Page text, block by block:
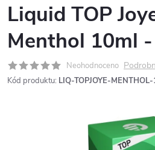
Liquid TOP
Menthol 10ml
Neohodnoceno
Kód produktu: LIQ-TOPJOYE-